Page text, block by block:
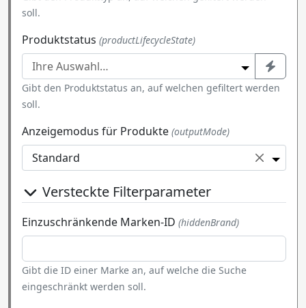
soll.
Produktstatus (productLifecycleState)
Gibt den Produktstatus an, auf welchen gefiltert werden
soll.
Anzeigemodus für Produkte (outputMode)
Standard
Versteckte Filterparameter
Einzuschränkende Marken-ID (hiddenBrand)
Gibt die ID einer Marke an, auf welche die Suche
eingeschränkt werden soll.